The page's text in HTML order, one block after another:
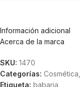
Información adicional
Acerca de la marca
SKU: 1470
Categorías: Cosmética
Etiqueta: babaria